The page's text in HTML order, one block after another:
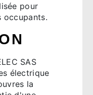
pour
occupants.
SAS
électrique
la